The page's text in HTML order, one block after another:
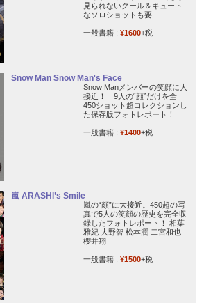
見られないクール＆キュート
なソロショットも要...
一般書籍 : ¥1600+税
Snow Man Snow Man's Face
Snow Manメンバーの笑顔に大
接近！ 9人の“顔”だけを全
450ショット超コレクションし
た保存版フォトレポート！
一般書籍 : ¥1400+税
嵐 ARASHI’s Smile
嵐の“顔”に大接近。450超の写
真で5人の笑顔の歴史を完全収
録したフォトレポート！ 相葉
雅紀 大野智 松本潤 二宮和也
櫻井翔
一般書籍 : ¥1500+税